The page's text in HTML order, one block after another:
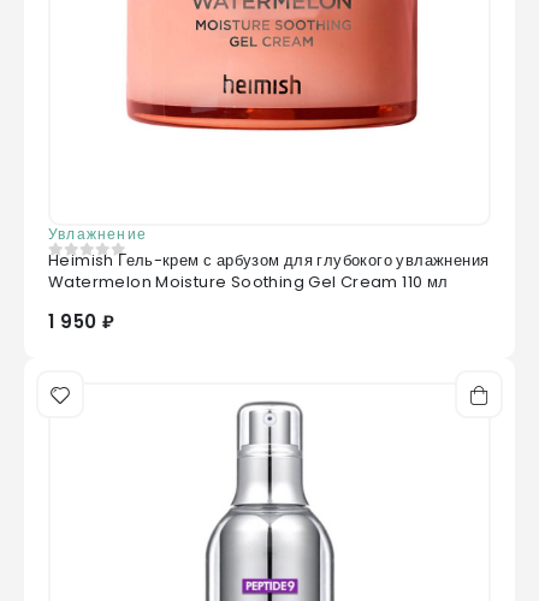
Увлажнение
0из 5
Heimish Гель-крем с арбузом для глубокого увлажнения
Watermelon Moisture Soothing Gel Cream 110 мл
1 950 ₽